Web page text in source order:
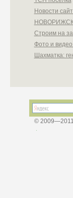
Новости
Строим на
Фото и
Шахматка:
©